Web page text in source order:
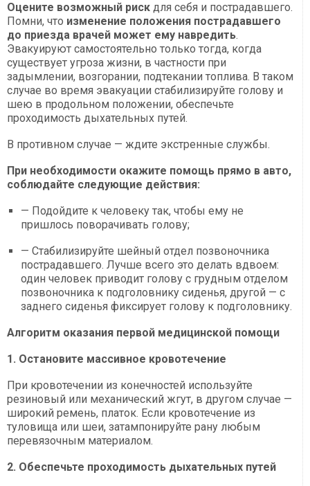
Оцените возможный риск для себя и пострадавшего.
Помни, что изменение положения пострадавшего
до приезда врачей может ему навредить.
Эвакуируют самостоятельно только тогда, когда
существует угроза жизни, в частности при
задымлении, возгорании, подтекании топлива. В таком
случае во время эвакуации стабилизируйте голову и
шею в продольном положении, обеспечьте
проходимость дыхательных путей.
В противном случае — ждите экстренные службы.
При необходимости окажите помощь прямо в авто,
соблюдайте следующие действия:
— Подойдите к человеку так, чтобы ему не
пришлось поворачивать голову;
— Стабилизируйте шейный отдел позвоночника
пострадавшего. Лучше всего это делать вдвоем:
один человек приводит голову с грудным отделом
позвоночника к подголовнику сиденья, другой — с
заднего сиденья фиксирует голову к подголовнику.
Алгоритм оказания первой медицинской помощи
1. Остановите массивное кровотечение
При кровотечении из конечностей используйте
резиновый или механический жгут, в другом случае —
широкий ремень, платок. Если кровотечение из
туловища или шеи, затампонируйте рану любым
перевязочным материалом.
2. Обеспечьте проходимость дыхательных путей